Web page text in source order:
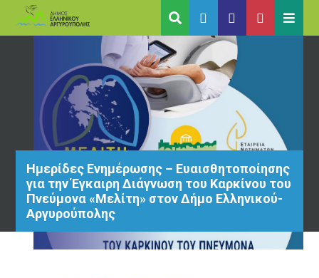
Ημερίδες Ενημέρωσης – Ευαισθητοποίησης
για την Έγκαιρη Διάγνωση του Καρκίνου του
Πνεύμονα «Μελίτη» στον Δήμο Ελληνικού-
Αργυρούπολης